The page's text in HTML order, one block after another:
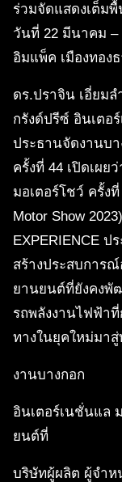
ร่วมจัดแสดงเต็ม
วันที่ 22 มีนาคม –
อิมแพ็ค เมืองทอง
ดร.ปราจิน เอี่ยม
กรังด์ปรีซ์ อินเตอ
ประธานจัดงานบ
ครั้งที่ 44 เปิดเผย
มอเตอร์โชว์ ครั้งที่
Motor Show
EXPERIENCE ป
สร้างประสบการ
ยานยนต์ที่ยังคงพั
รถพลังงานไฟฟ้า
ทางในยุคใหม่มา
งานบางกอก
อินเตอร์เนชั่นแล
ยนต์ที่
บริษัทผู้ผลิต ผู้จำห